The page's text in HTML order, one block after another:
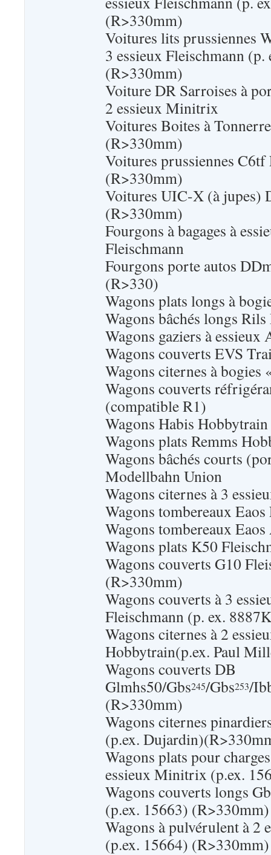
(R>330mm)
Voitures lits prussiennes
3 essieux Fleischmann
(R>330mm)
Voiture DR Sarroises à
2 essieux Minitrix
Voitures Boites à
(R>330mm)
Voitures prussiennes C6tf
(R>330mm)
Voitures UIC-X (à jupes)
(R>330mm)
Fourgons à bagages à
Fleischmann
Fourgons porte autos
(R>330)
Wagons plats longs à
Wagons bâchés longs
Wagons gaziers à essieux
Wagons couverts EVS
Wagons citernes à
Wagons couverts
(compatible R1)
Wagons Habis
Wagons plats Remms
Wagons bâchés courts
Modellbahn Union
Wagons citernes à 3
Wagons tombereaux
Wagons tombereaux
Wagons plats K50
Wagons couverts G10
(R>330mm)
Wagons couverts à 3
Fleischmann (p. ex.
Wagons citernes à 2
Hobbytrain(p.ex. Paul
Wagons couverts DB
Glmhs50/Gbs245/Gbs253/
(R>330mm)
Wagons citernes
(p.ex.
Wagons plats pour
essieux Minitrix (p.ex.
Wagons couverts longs
(p.ex. 15663) (R>330mm)
Wagons à pulvérulent à
(p.ex. 15664) (R>330mm)